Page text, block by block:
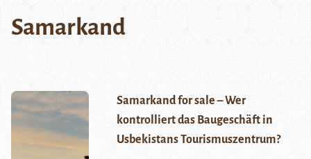
Samarkand
Samarkand for sale – Wer
kontrolliert das Baugeschäft in
Usbekistans Tourismuszentrum?